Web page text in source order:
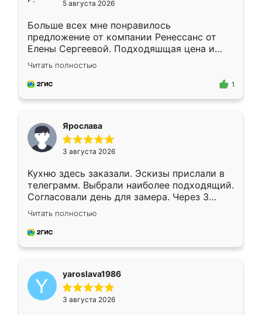
5 августа 2026
Больше всех мне понравилось
предложение от компании Ренессанс от
Елены Сергеевой. Подходяшщая цена и
короткие сроки изготовления. Приехавший
для замера сотрудник Владислав
предложил по моему эскизу самый
Читать полностью
1
Ярослава
3 августа 2026
Кухню здесь заказали. Эскизы прислали в
телеграмм. Выбрали наиболее подходящий.
Согласовали день для замера. Через 3
недели кухня была уже готова. Остались
довольны работой. Спасибо Ренессанс
мебель за качественную работу!
Читать полностью
yaroslava1986
3 августа 2026